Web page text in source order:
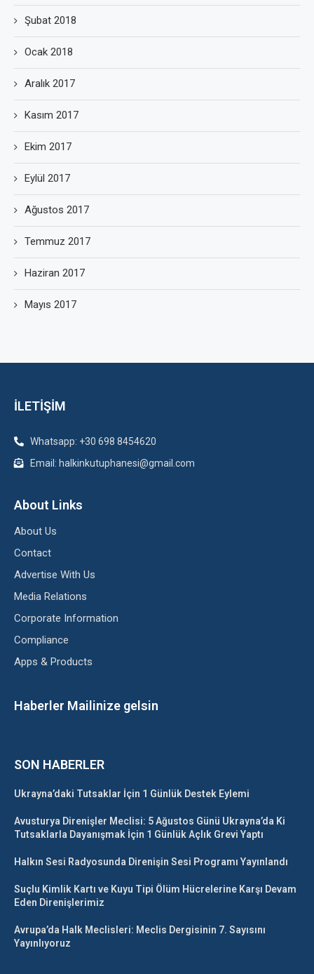
Şubat 2018
Ocak 2018
Aralık 2017
Kasım 2017
Ekim 2017
Eylül 2017
Ağustos 2017
Temmuz 2017
Haziran 2017
Mayıs 2017
İLETİŞİM
Whatsapp: +30 698 8454620
Email: halkinkutuphanesi@gmail.com
About Links
About Us
Contact
Advertise With Us
Media Relations
Corporate Information
Compliance
Apps & Products
Haberler Mailinize gelsin
SON HABERLER
Ukrayna’daki Tutsaklar İçin 1 Günlük Destek Eylemi
Avusturya Direnişler Meclisi: 5 Ağustos Günü Ukrayna’da Ki
Tutsaklarla Dayanışmak İçin 1 Günlük Açlık Grevi Yaptı
Halkın Sesi Radyosunda Direnişin Sesi Programı Yayınlandı
Suçlu Kimlik Kartı ve Kuyu Tipi Ölüm Hücrelerine Karşı Devam
Eden Direnişlerimiz
Avrupa’da Halk Meclisleri: Meclis Dergisinin 7. Sayısını
Yayınlıyoruz